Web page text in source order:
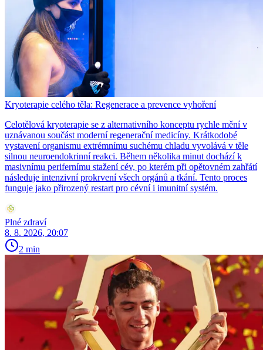
Kryoterapie celého těla: Regenerace a prevence vyhoření
Celotělová kryoterapie se z alternativního konceptu rychle mění v
uznávanou součást moderní regenerační medicíny. Krátkodobé
vystavení organismu extrémnímu suchému chladu vyvolává v těle
silnou neuroendokrinní reakci. Během několika minut dochází k
masivnímu perifernímu stažení cév, po kterém při opětovném zahřátí
následuje intenzivní prokrvení všech orgánů a tkání. Tento proces
funguje jako přirozený restart pro cévní i imunitní systém.
Plné zdraví
8. 8. 2026, 20:07
2 min